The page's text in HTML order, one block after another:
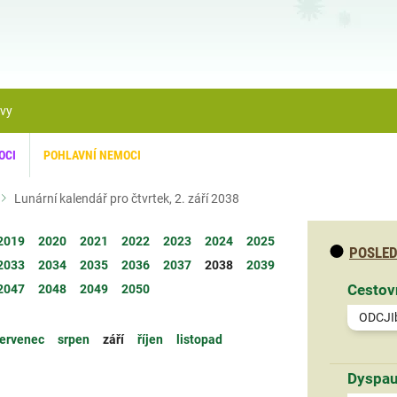
POHLAVNÍ NEMOCI
Lunární kalendář pro čtvrtek, 2. září 2038
2020 2021 2022 2023 2024
2025
2034 2035 2036 2037 2038
2039
2048 2049 2050
srpen září říjen listopad